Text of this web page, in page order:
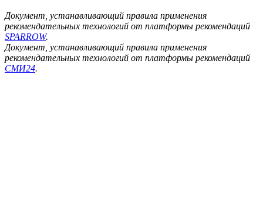
Документ, устанавливающий правила применения
рекомендательных технологий от платформы рекомендаций
SPARROW.
Документ, устанавливающий правила применения
рекомендательных технологий от платформы рекомендаций
СМИ24.